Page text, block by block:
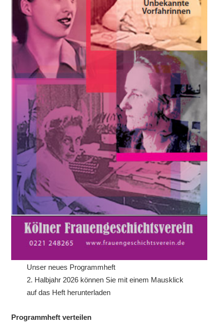
Unser neues Programmheft
2. Halbjahr 2026 können Sie mit einem Mausklick
auf das Heft herunterladen
Programmheft verteilen